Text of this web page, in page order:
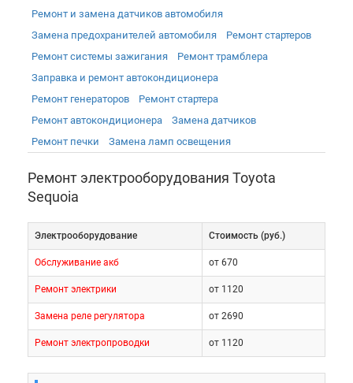
Ремонт и замена датчиков автомобиля
Замена предохранителей автомобиля
Ремонт стартеров
Ремонт системы зажигания
Ремонт трамблера
Заправка и ремонт автокондиционера
Ремонт генераторов
Ремонт стартера
Ремонт автокондиционера
Замена датчиков
Ремонт печки
Замена ламп освещения
Ремонт электрооборудования Toyota
Sequoia
Электрооборудование Cтоимость (руб.)
Обслуживание акб от 670
Ремонт электрики от 1120
Замена реле регулятора от 2690
Ремонт электропроводки от 1120